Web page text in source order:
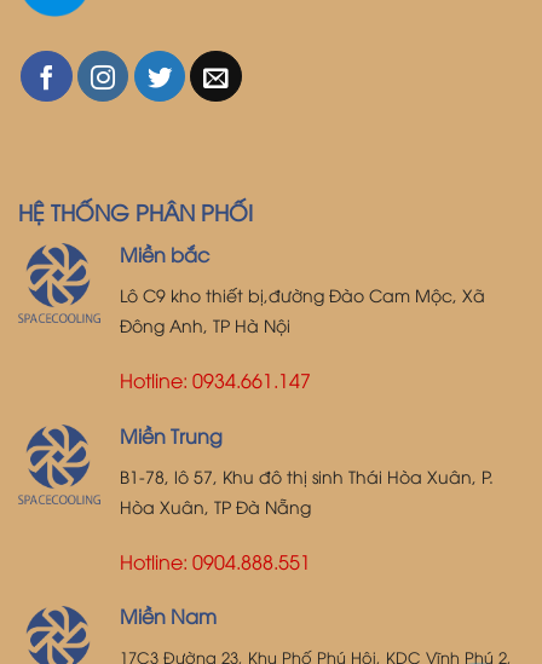
HỆ THỐNG PHÂN PHỐI
Miền bắc
Lô C9 kho thiết bị,đường Đào Cam Mộc, Xã
Đông Anh, TP Hà Nội
Hotline: 0934.661.147
Miền Trung
B1-78, lô 57, Khu đô thị sinh Thái Hòa Xuân, P.
Hòa Xuân, TP Đà Nẵng
Hotline: 0904.888.551
Miền Nam
17C3 Đường 23, Khu Phố Phú Hội, KDC Vĩnh Phú 2,